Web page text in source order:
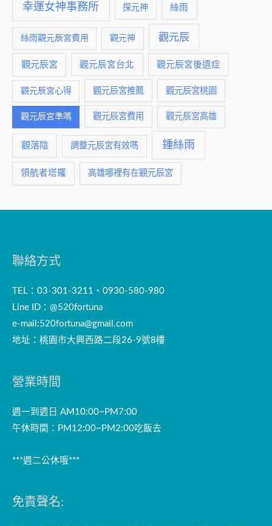
幸運女神事務所 探元神 絲雨
絲雨觀元辰宮費用 觀元神 觀元辰
觀元辰宮 觀元辰宮台北 觀元辰宮後遺症
觀元辰宮心得 觀元辰宮推薦 觀元辰宮桃園
觀元辰宮準嗎 觀元辰宮費用 觀元辰宮高雄
觀落陰 調整元辰宮有效嗎 鍾絲雨
領航者塔羅 高雄哪裡有在觀元辰宮
聯絡方式
TEL：03-301-3211、0930-580-980
Line ID：@520fortuna
e-mail:520fortuna@gmail.com
地址：桃園市大興西路二段26-9號8樓
營業時間
週一到週日 AM10:00~PM7:00
午休時間：PM12:00~PM2:00吃飯去
***週二公休哦***
免責聲名: